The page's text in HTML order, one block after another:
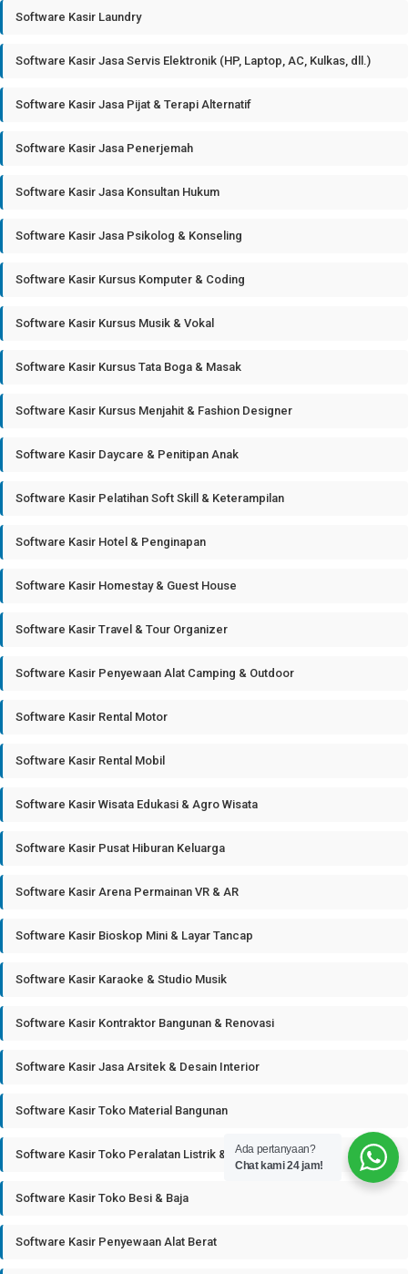
Software Kasir Laundry
Software Kasir Jasa Servis Elektronik (HP, Laptop, AC, Kulkas, dll.)
Software Kasir Jasa Pijat & Terapi Alternatif
Software Kasir Jasa Penerjemah
Software Kasir Jasa Konsultan Hukum
Software Kasir Jasa Psikolog & Konseling
Software Kasir Kursus Komputer & Coding
Software Kasir Kursus Musik & Vokal
Software Kasir Kursus Tata Boga & Masak
Software Kasir Kursus Menjahit & Fashion Designer
Software Kasir Daycare & Penitipan Anak
Software Kasir Pelatihan Soft Skill & Keterampilan
Software Kasir Hotel & Penginapan
Software Kasir Homestay & Guest House
Software Kasir Travel & Tour Organizer
Software Kasir Penyewaan Alat Camping & Outdoor
Software Kasir Rental Motor
Software Kasir Rental Mobil
Software Kasir Wisata Edukasi & Agro Wisata
Software Kasir Pusat Hiburan Keluarga
Software Kasir Arena Permainan VR & AR
Software Kasir Bioskop Mini & Layar Tancap
Software Kasir Karaoke & Studio Musik
Software Kasir Kontraktor Bangunan & Renovasi
Software Kasir Jasa Arsitek & Desain Interior
Software Kasir Toko Material Bangunan
Software Kasir Toko Peralatan Listrik & Plumbing
Software Kasir Toko Besi & Baja
Software Kasir Penyewaan Alat Berat
Ada pertanyaan?
Chat kami 24 jam!